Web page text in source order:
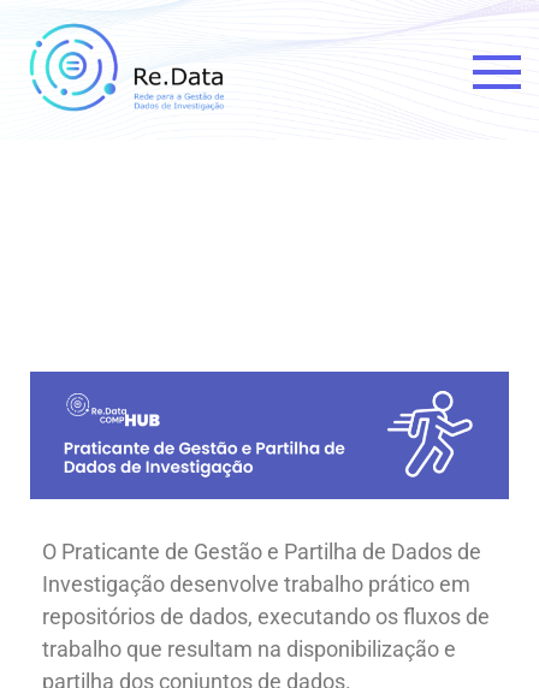
Rede para a Gestão de Dados
O Praticante de Gestão e Partilha de Dados de
Investigação desenvolve trabalho prático em
repositórios de dados, executando os fluxos de
trabalho que resultam na disponibilização e
partilha dos conjuntos de dados.